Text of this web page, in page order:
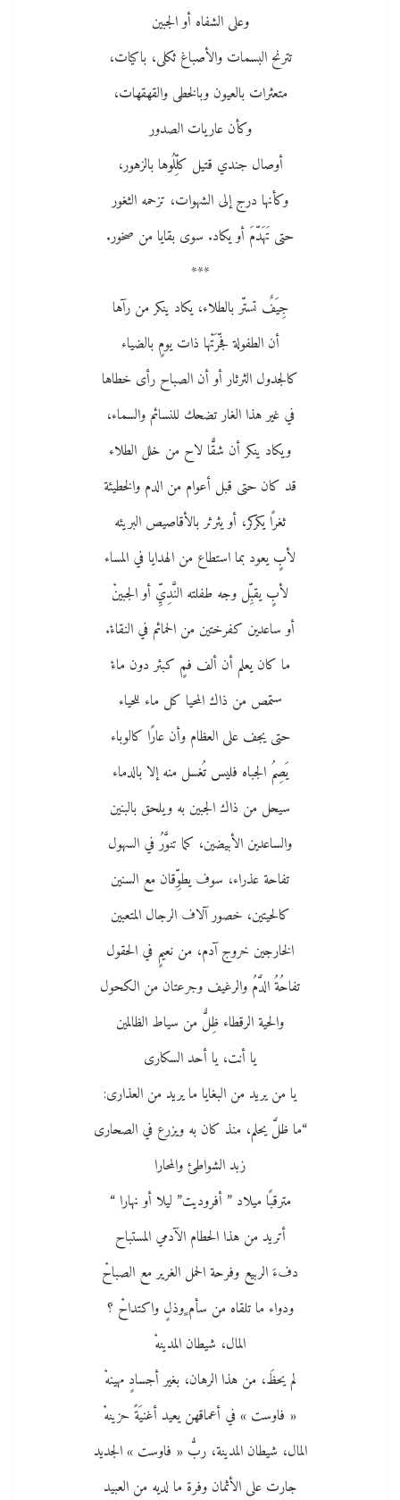
وعلى الشفاه أو الجبين
تترنح البسمات والأصباغ ثكلى، باكيات،
متعثرات بالعيون وبالخطى والقهقهات،
وكأن عاريات الصدور
أوصال جندي قتيل كلِّلُوها بالزهور،
وكأنها درج إلى الشهوات، تزحمه الثغور
حتى تَهَدّمَ أو يكاد. سوى بقايا من صخور.
***
جِيَفٌ تستّر بالطلاء، يكاد ينكر من رآها
أن الطفولة فجّرَتْها ذات يومٍ بالضياء
كالجدول الثرثار أو أن الصباح رأى خطاها
في غير هذا الغار تضحك للنسائم والسماء،
ويكاد ينكر أن شقًّا لاح من خلل الطلاء
قد كان حتى قبل أعوام من الدم والخطيئة
ثغرًا يكركر، أو يثرثر بالأقاصيص البريئه
لأبٍ يعود بما استطاع من الهدايا في المساء
لأبٍ يقبِّل وجه طفلته النَّدِيِّ أو الجبينْ
أو ساعدين كفرختين من الحمائم في النقاءْ.
ما كان يعلم أن ألف فمٍ كبئر دون ماءْ
ستمص من ذاك المحيا كل ماء للحياء
حتى يجف على العظام وأن عارًا كالوباء
يَصِمُ الجباه فليس تُغسل منه إلا بالدماء
سيحل من ذاك الجبين به ويلحق بالبنين
والساعدين الأبيضين، كما تنوَّرُ في السهول
تفاحة عذراء، سوف يطوِّقان مع السنين
كالحيتين، خصور آلاف الرجال المتعبين
الخارجين خروج آدم، من نعيمٍ في الحقول
تفاحُةُ الدَّمُ والرغيف وجرعتان من الكحول
والحية الرقطاء ظِلٌّ من سياط الظالمين
يا أنت، يا أحد السكارى
يا من يريد من البغايا ما يريد من العذارى:
“ما ظلَّ يحلم، منذ كان به ويزرع في الصحارى
زبد الشواطئ والمحارا
مترقبًا ميلاد ” أفروديت” ليلا أو نهارا “
أتريد من هذا الحطام الآدمي المستباح
دفءَ الربيع وفرحة الحمل الغرير مع الصباحْ
ودواء ما تلقاه من سأم ٍوذلٍ واكتداحْ ؟
المال، شيطان المدينهْ
لم يحظَ، من هذا الرهان، بغير أجسادٍ مهينهْ
« فاوست » في أعماقهن يعيد أغنيَةً حزينهْ
المال، شيطان المدينة، ربُّ « فاوست » الجديد
جارت على الأثمان وفرة ما لديه من العبيد